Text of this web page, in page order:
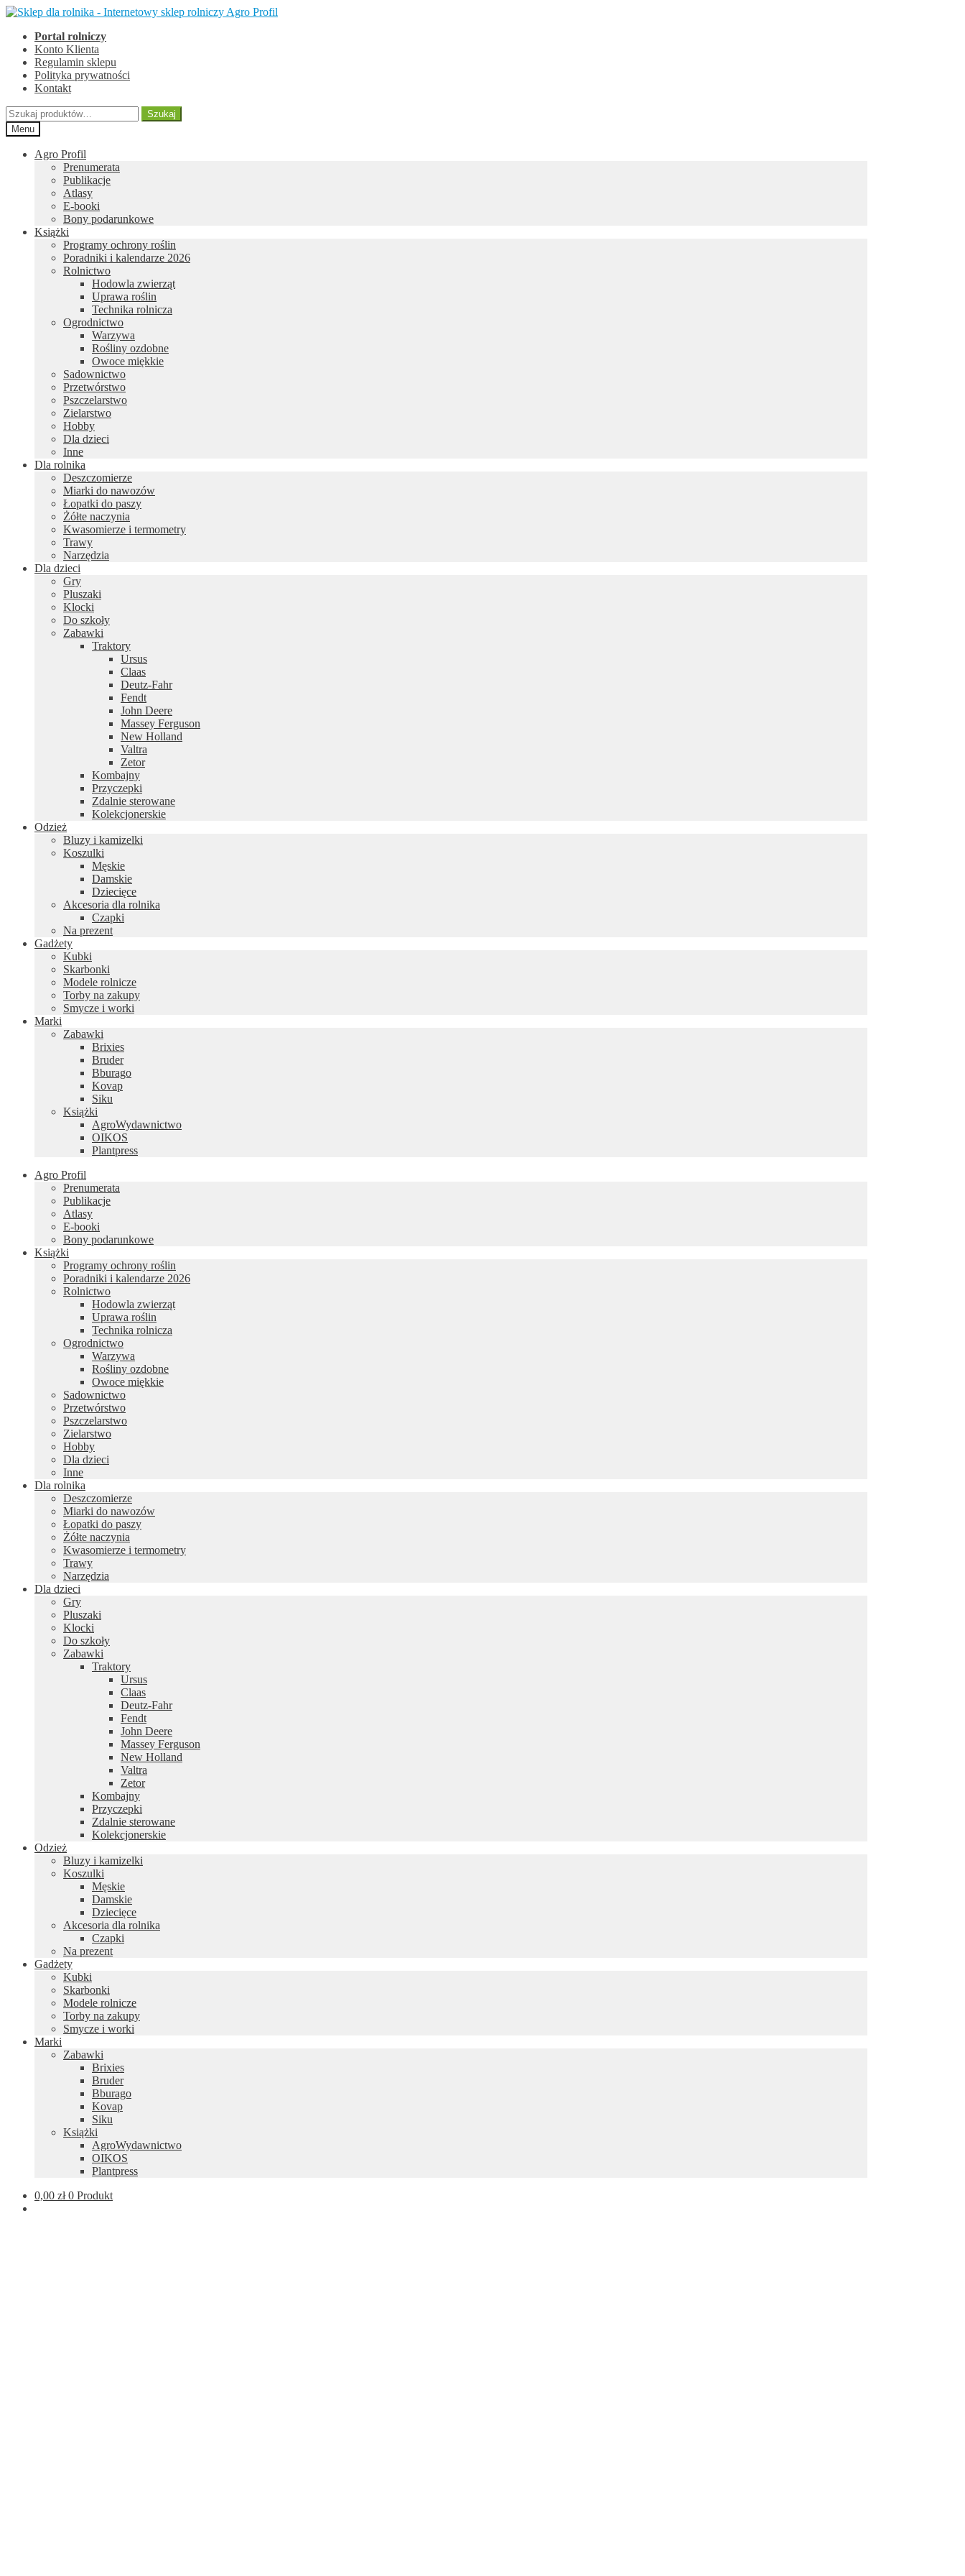
Przejdź
nawigacji
Przejdź
treści
Portal rolniczy
Konto Klienta
Regulamin sklepu
Polityka prywatności
Kontakt
Szukaj:
Szukaj
Menu
Agro Profil
Prenumerata
Publikacje
Atlasy
E-booki
Bony podarunkowe
Książki
Programy ochrony roślin
Poradniki i kalendarze 2026
Rolnictwo
Hodowla zwierząt
Uprawa roślin
Technika rolnicza
Ogrodnictwo
Warzywa
Rośliny ozdobne
Owoce miękkie
Sadownictwo
Przetwórstwo
Pszczelarstwo
Zielarstwo
Hobby
Dla dzieci
Inne
Dla rolnika
Deszczomierze
Miarki do nawozów
Łopatki do paszy
Żółte naczynia
Kwasomierze i termometry
Trawy
Narzędzia
Dla dzieci
Gry
Pluszaki
Klocki
Do szkoły
Zabawki
Traktory
Ursus
Claas
Deutz-Fahr
Fendt
John Deere
Massey Ferguson
New Holland
Valtra
Zetor
Kombajny
Przyczepki
Zdalnie sterowane
Kolekcjonerskie
Odzież
Bluzy i kamizelki
Koszulki
Męskie
Damskie
Dziecięce
Akcesoria dla rolnika
Czapki
Na prezent
Gadżety
Kubki
Skarbonki
Modele rolnicze
Torby na zakupy
Smycze i worki
Marki
Zabawki
Brixies
Bruder
Bburago
Kovap
Siku
Książki
AgroWydawnictwo
OIKOS
Plantpress
Agro Profil
Prenumerata
Publikacje
Atlasy
E-booki
Bony podarunkowe
Książki
Programy ochrony roślin
Poradniki i kalendarze 2026
Rolnictwo
Hodowla zwierząt
Uprawa roślin
Technika rolnicza
Ogrodnictwo
Warzywa
Rośliny ozdobne
Owoce miękkie
Sadownictwo
Przetwórstwo
Pszczelarstwo
Zielarstwo
Hobby
Dla dzieci
Inne
Dla rolnika
Deszczomierze
Miarki do nawozów
Łopatki do paszy
Żółte naczynia
Kwasomierze i termometry
Trawy
Narzędzia
Dla dzieci
Gry
Pluszaki
Klocki
Do szkoły
Zabawki
Traktory
Ursus
Claas
Deutz-Fahr
Fendt
John Deere
Massey Ferguson
New Holland
Valtra
Zetor
Kombajny
Przyczepki
Zdalnie sterowane
Kolekcjonerskie
Odzież
Bluzy i kamizelki
Koszulki
Męskie
Damskie
Dziecięce
Akcesoria dla rolnika
Czapki
Na prezent
Gadżety
Kubki
Skarbonki
Modele rolnicze
Torby na zakupy
Smycze i worki
Marki
Zabawki
Brixies
Bruder
Bburago
Kovap
Siku
Książki
AgroWydawnictwo
OIKOS
Plantpress
0,00 zł 0 Produkt